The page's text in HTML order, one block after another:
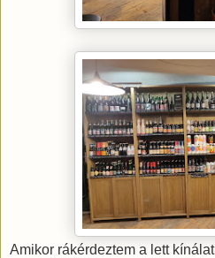
Amikor rákérdeztem a lett